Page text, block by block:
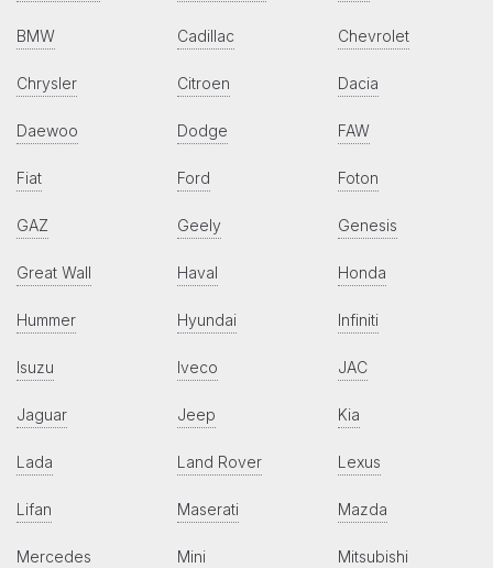
BMW Cadillac Chevrolet
Chrysler Citroen Dacia
Daewoo Dodge FAW
Fiat Ford Foton
GAZ Geely Genesis
Great Wall Haval Honda
Hummer Hyundai Infiniti
Isuzu Iveco JAC
Jaguar Jeep Kia
Lada Land Rover Lexus
Lifan Maserati Mazda
Mercedes Mini Mitsubishi